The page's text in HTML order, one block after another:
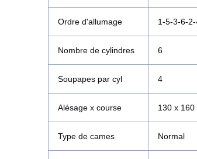
Ordre d'allumage 1-5-3-6-
Nombre de cylindres 6
Soupapes par cyl 4
Alésage x course 130 x 160
Type de cames Normal